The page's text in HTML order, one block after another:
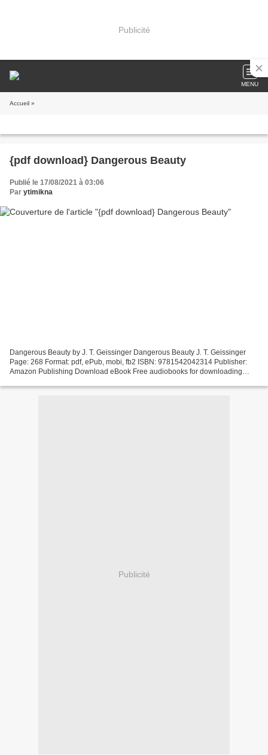
Publicité
MENU
Accueil »
{pdf download} Dangerous Beauty
Publié le 17/08/2021 à 03:06
Par ytimikna
Dangerous Beauty by J. T. Geissinger Dangerous Beauty J. T. Geissinger
Page: 268 Format: pdf, ePub, mobi, fb2 ISBN: 9781542042314 Publisher:
Amazon Publishing Download eBook Free audiobooks for downloading
EPUB/MOBI/KINDLE/PDF/Doc...
Publicité